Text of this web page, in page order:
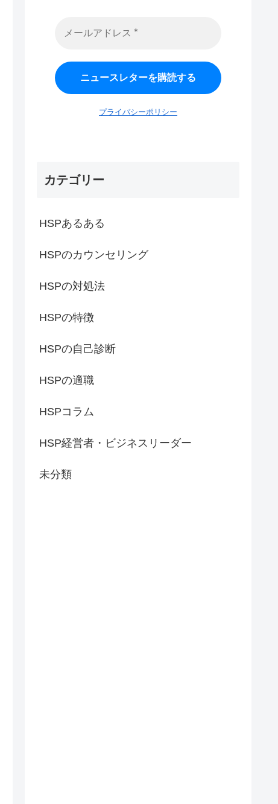
プライバシーポリシー
カテゴリー
HSPあるある
HSPのカウンセリング
HSPの対処法
HSPの特徴
HSPの自己診断
HSPの適職
HSPコラム
HSP経営者・ビジネスリーダー
未分類